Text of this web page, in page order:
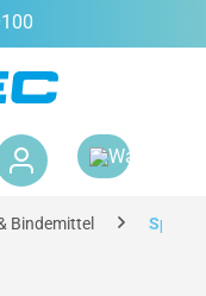
Bindemittel